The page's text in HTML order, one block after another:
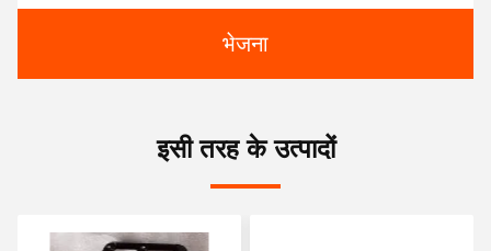
भेजना
इसी तरह के उत्पादों